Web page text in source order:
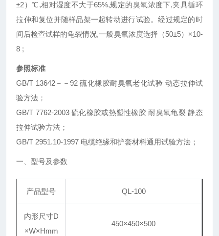
±2）℃,相对湿度不大于65%,规定的臭氧浓度下,夹具循环
拉伸和复位并随样品架一起转动进行试验。经过规定的时
间后检查试样的龟裂情况,一般臭氧浓度选择（50±5）×10-
8 ;
参照标准
GB/T 13642－－92 硫化橡胶耐臭氧老化试验 动态拉伸试
验方法；
GB/T 7762-2003 硫化橡胶或热塑性橡胶 耐臭氧龟裂 静态
拉伸试验方法；
GB/T 2951.10-1997 电缆绝缘和护套材料通用试验方法；
一、型号及参数
产品型号 QL-100
内形尺寸D
×W×Hmm
450×450×500